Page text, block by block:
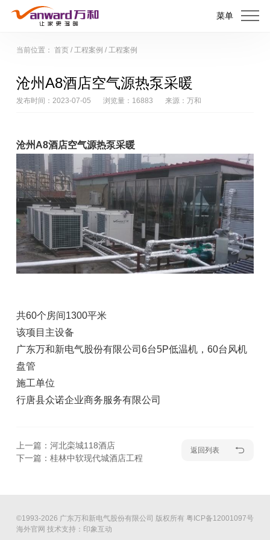
菜单
当前位置： 首页/ 工程案例 / 工程案例
沧州A8酒店空气源热泵采暖
发布时间：2023-07-05 浏览量：16883 来源：万和
沧州A8酒店空气源热泵采暖
共60个房间1300平米
该项目主设备
广东万和新电气股份有限公司6台5P低温机，60台风机
盘管
施工单位
行唐县众诺企业商务服务有限公司
上一篇：河北栾城118酒店
下一篇：桂林中软现代城酒店工程
返回列表
©1993-2026 广东万和新电气股份有限公司 版权所有 粤ICP备12001097号
海外官网 技术支持：印象互动